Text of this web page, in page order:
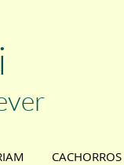
CACHORROS